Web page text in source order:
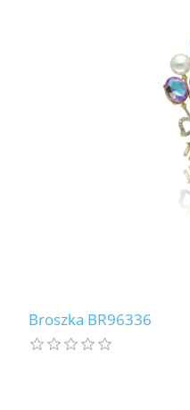
Broszka BR96336